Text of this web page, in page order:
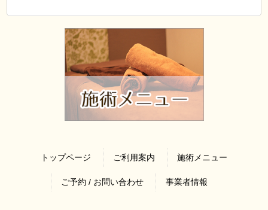
トップページ ご利用案内 施術メニュー
ご予約 / お問い合わせ 事業者情報